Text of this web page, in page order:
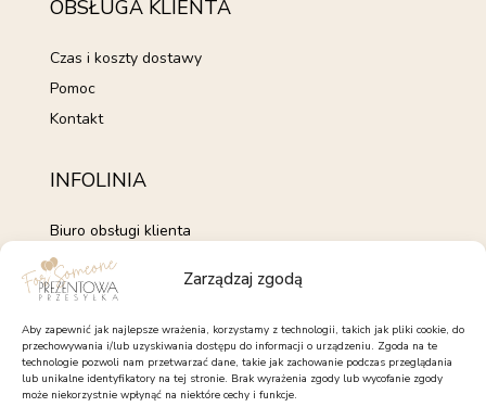
Zarządzaj zgodą
Aby zapewnić jak najlepsze wrażenia, korzystamy z technologii, takich jak pliki cookie, do
przechowywania i/lub uzyskiwania dostępu do informacji o urządzeniu. Zgoda na te
technologie pozwoli nam przetwarzać dane, takie jak zachowanie podczas przeglądania
lub unikalne identyfikatory na tej stronie. Brak wyrażenia zgody lub wycofanie zgody
może niekorzystnie wpłynąć na niektóre cechy i funkcje.
OBSŁUGA KLIENTA
Czas i koszty dostawy
Pomoc
Kontakt
INFOLINIA
Biuro obsługi klienta
+48 735 843 843
pon. - pt. 7:00 - 15:00
kontakt@forsomeone.pl